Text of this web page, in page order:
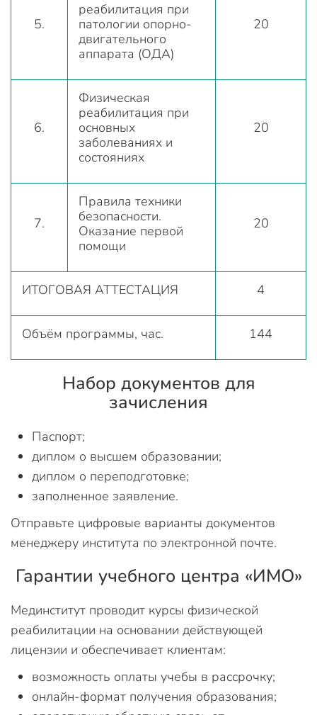
5.
реабилитация при
патологии опорно-
двигательного
аппарата (ОДА)
20
6.
Физическая
реабилитация при
основных
заболеваниях и
состояниях
20
7.
Правила техники
безопасности.
Оказание первой
помощи
20
ИТОГОВАЯ АТТЕСТАЦИЯ 4
Объём программы, час. 144
Набор документов для
зачисления
Паспорт;
диплом о высшем образовании;
диплом о переподготовке;
заполненное заявление.
Отправьте цифровые варианты документов
менеджеру института по электронной почте.
Гарантии учебного центра «ИМО»
Мединститут проводит курсы физической
реабилитации на основании действующей
лицензии и обеспечивает клиентам:
возможность оплаты учебы в рассрочку;
онлайн-формат получения образования;